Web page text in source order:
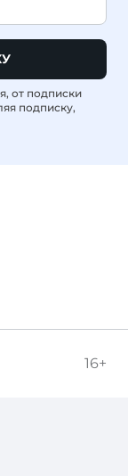
от подписки
подписку,
16+